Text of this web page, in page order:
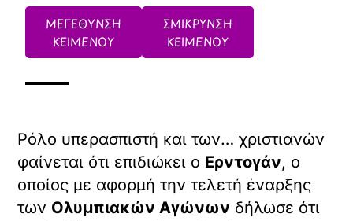
ΜΕΓΕΘΥΝΣΗ
ΚΕΙΜΕΝΟΥ
ΣΜΙΚΡΥΝΣΗ
ΚΕΙΜΕΝΟΥ
Ρόλο υπερασπιστή και των… χριστιανών
φαίνεται ότι επιδιώκει ο Ερντογάν, ο
οποίος με αφορμή την τελετή έναρξης
των Ολυμπιακών Αγώνων δήλωσε ότι